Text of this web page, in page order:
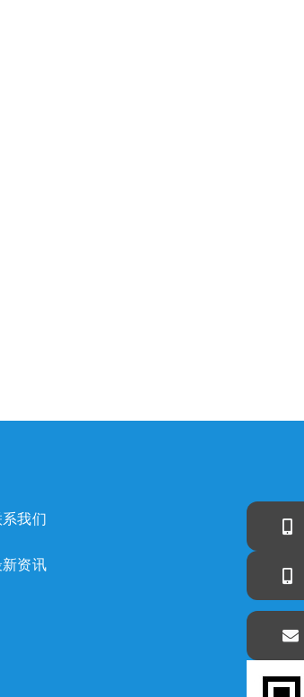
我们
资讯